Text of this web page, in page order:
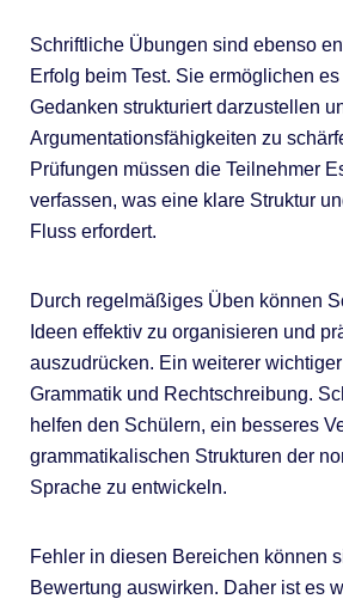
Schriftliche Übungen sind ebenso
Erfolg beim Test. Sie ermöglichen
Gedanken strukturiert darzustellen
Argumentationsfähigkeiten zu
Prüfungen müssen die Teilnehmer
verfassen, was eine klare Struktur
Fluss erfordert.
Durch regelmäßiges Üben können
Ideen effektiv zu organisieren und
auszudrücken. Ein weiterer
Grammatik und Rechtschreibung.
helfen den Schülern, ein besseres
grammatikalischen Strukturen der
Sprache zu entwickeln.
Fehler in diesen Bereichen können
Bewertung auswirken. Daher ist es